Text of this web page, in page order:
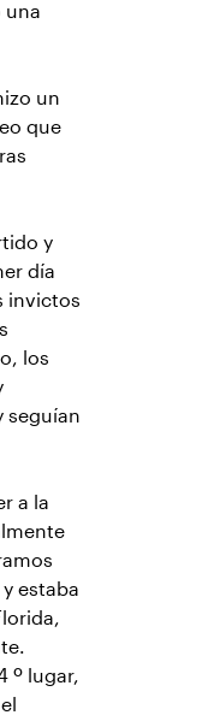
una
un
que
y
día
invictos
los
seguían
a la
estaba
º lugar,